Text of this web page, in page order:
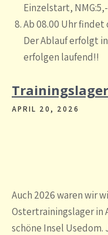
Einzelstart,
Ab 08.00 Uhr findet
Der Ablauf erfolgt
erfolgen laufend!!
APRIL 20, 2026
Auch 2026 waren wir
Ostertrainingslager in
schöne Insel Usedom.